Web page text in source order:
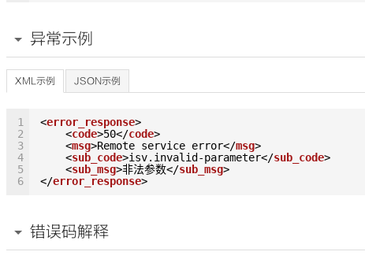
异常示例
XML示例 JSON示例
1
2
3
4
5
6
<error_response>
<code>50</code>
<msg>Remote service error</msg>
<sub_code>isv.invalid-parameter</sub_code>
<sub_msg>非法参数</sub_msg>
</error_response>
错误码解释